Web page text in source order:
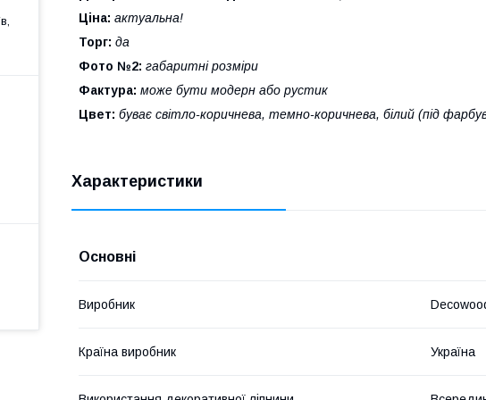
Ціна: актуальна!
Торг: да
Фото №2: габаритні розміри
Фактура: може бути модерн або рустик
Цвет: буває світло-коричнева, темно-коричнева, білий (під
Характеристики
Основні
Виробник
Країна виробник Україна